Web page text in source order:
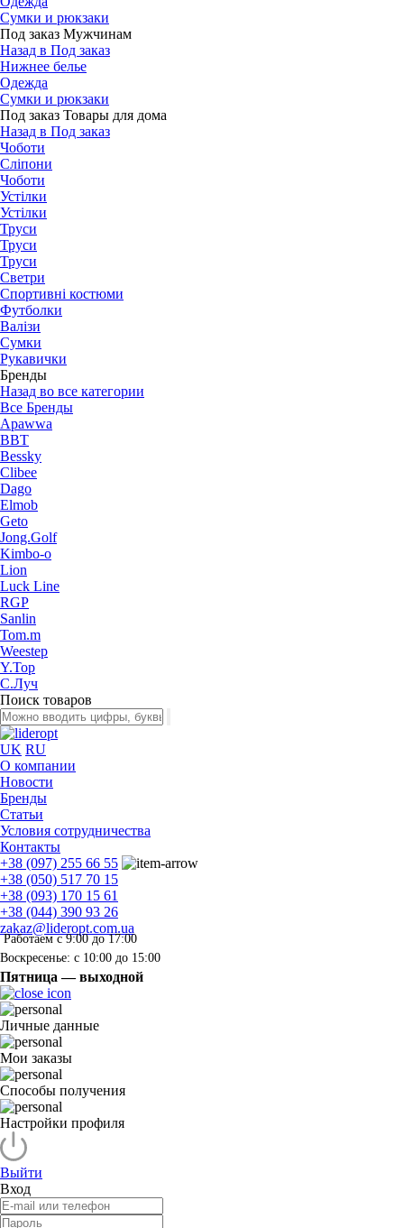
Сумки и рюкзаки
Под заказ Мужчинам
Назад в Под заказ
Нижнее белье
Одежда
Сумки и рюкзаки
Под заказ Товары для дома
Назад в Под заказ
Чоботи
Сліпони
Чоботи
Устілки
Устілки
Труси
Труси
Труси
Светри
Спортивні костюми
Футболки
Валізи
Сумки
Рукавички
Бренды
Назад во все категории
Все Бренды
Apawwa
BBT
Bessky
Clibee
Dago
Elmob
Geto
Jong.Golf
Kimbo-o
Lion
Luck Line
RGP
Sanlin
Tom.m
Weestep
Y.Top
С.Луч
Поиск товаров
UK RU
О компании
Новости
Бренды
Статьи
Условия сотрудничества
Контакты
+38 (097) 255 66 55
+38 (050) 517 70 15
+38 (093) 170 15 61
+38 (044) 390 93 26
zakaz@lideropt.com.ua
Работаем с 9:00 до 17:00
Воскресенье: с 10:00 до 15:00
Пятница — выходной
Личные данные
Мои заказы
Способы получения
Настройки профиля
Выйти
Вход